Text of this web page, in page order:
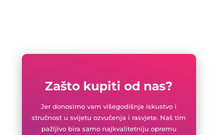
Zašto kupiti od nas?
Jer donosimo vam višegodišnje iskustvo i
stručnost u svijetu ozvučenja i rasvjete. Naš tim
pažljivo bira samo najkvalitetniju opremu